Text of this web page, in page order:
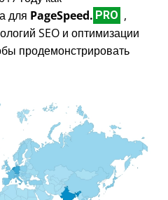
для PageSpeed. PRO ,
SEO и оптимизации
продемонстрировать